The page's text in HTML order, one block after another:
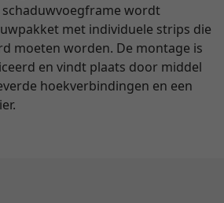
schaduwvoegframe wordt
met individuele strips die
moeten worden. De montage is
en vindt plaats door middel
hoekverbindingen en een